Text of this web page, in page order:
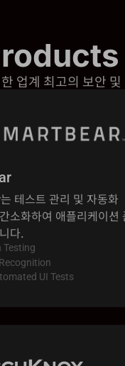
업계 최고의 보안
테스트 관리 및 자동화
소화하여 애플리케이션
다.
Testing
UI Tests